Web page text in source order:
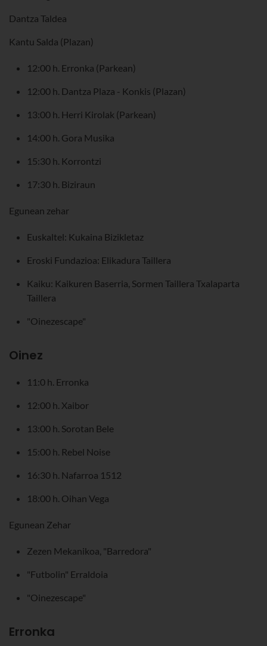
Dantza Taldea
Kantu Salda (Plazan)
12:00 h. Erronka (Parkean)
12:00 h. Dantza Plaza - Konkis (Plazan)
13:00 h. Herri Kirolak (Parkean)
14:00 h. Gora Musika
15:30 h. Korrontzi
17:30 h. Biziraun
Egunean zehar
Euskaltel: Kukaina Bizikletaz
Eroski Fundazioa: Elikadura Taillera
Kaiku: Kaikuren Baserria, Sormen Taillera Txalaparta
Taillera
"Oinezescape"
Oinez
11:0 h. Erronka
12:00 h. Xaibor
13:00 h. Sorotan Bele
15:00 h. Rebel Noise
16:30 h. Nafarroa 1512
18:00 h. Oihan Vega
Egunean Zehar
Zezen Mekanikoa, "Barredora"
"Futbolin" Erraldoia
"Oinezescape"
Erronka